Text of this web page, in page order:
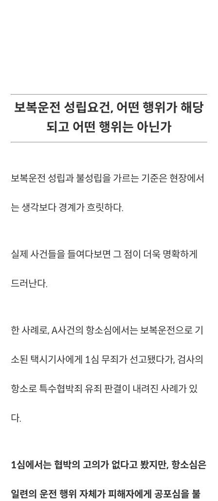
보복운전 성립요건, 어떤 행위가 해당
되고 어떤 행위는 아닌가​​​​​​​
보복운전 성립과 불성립을 가르는 기준은 현장에서
는 생각보다 경계가 흐릿하다.
실제 사건들을 들여다보면 그 점이 더욱 명확하게
드러난다.
한 사례로, A사건의 항소심에서는 보복운전으로 기
소된 택시기사에게 1심 무죄가 선고됐다가, 검사의
항소로 특수협박죄 유죄 판결이 내려진 사례가 있
다.
1심에서는 협박의 고의가 없다고 봤지만, 항소심은
일련의 운전 행위 자체가 피해자에게 공포심을 불